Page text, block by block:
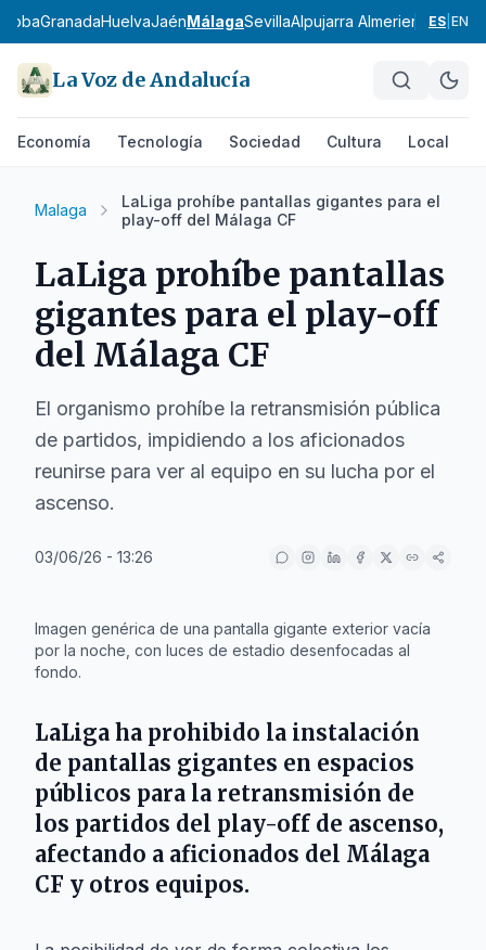
GranadaHuelvaJaénMálagaSevillaAlpujarra AlmerienseLos
ES EN
La Voz de Andalucía
Economía Tecnología Sociedad Cultura Local
Malaga
LaLiga prohíbe pantallas gigantes para el
play-off del Málaga CF
LaLiga prohíbe pantallas
gigantes para el play-off
del Málaga CF
El organismo prohíbe la retransmisión pública
de partidos, impidiendo a los aficionados
reunirse para ver al equipo en su lucha por el
ascenso.
03/06/26 - 13:26
Imagen genérica de una pantalla gigante exterior vacía
por la noche, con luces de estadio desenfocadas al
fondo.
LaLiga ha prohibido la instalación
de pantallas gigantes en espacios
públicos para la retransmisión de
los partidos del play-off de ascenso,
afectando a aficionados del Málaga
CF y otros equipos.